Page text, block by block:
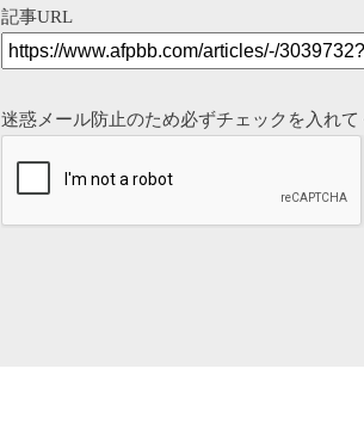
記事URL
迷惑メール防止のため必ずチェックを入れて